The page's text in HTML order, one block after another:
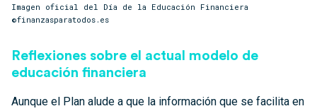
Imagen oficial del Día de la Educación Financiera
©finanzasparatodos.es
Reflexiones sobre el actual modelo de
educación financiera
Aunque el Plan alude a que la información que se facilita en